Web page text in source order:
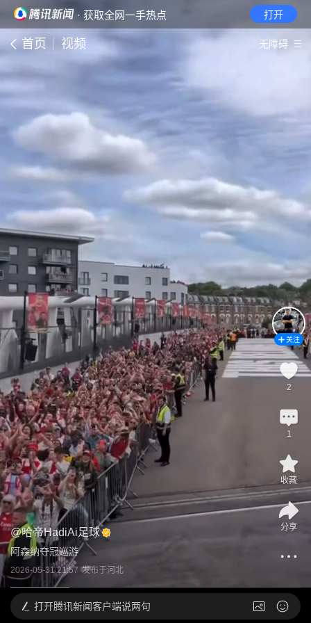
· 获取全网一手热点 打开
首页 视频 无障碍
@哈帝HadiAi足球
阿森纳夺冠巡游
2026-05-31 21:57 发布于河北
关注
2
1
收藏
分享
打开腾讯新闻客户端说两句